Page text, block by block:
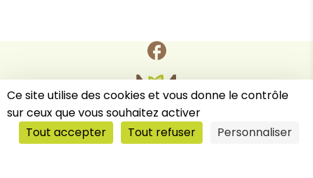
Ce site utilise des cookies et vous donne le contrôle
sur ceux que vous souhaitez activer
Tout accepter
Tout refuser Personnaliser